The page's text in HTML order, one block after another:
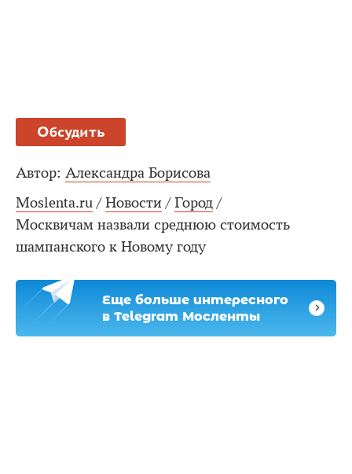
Обсудить
Автор: Александра Борисова
Moslenta.ru / Новости / Город /
Москвичам назвали среднюю стоимость
шампанского к Новому году
Еще больше интересного
в Telegram Мосленты